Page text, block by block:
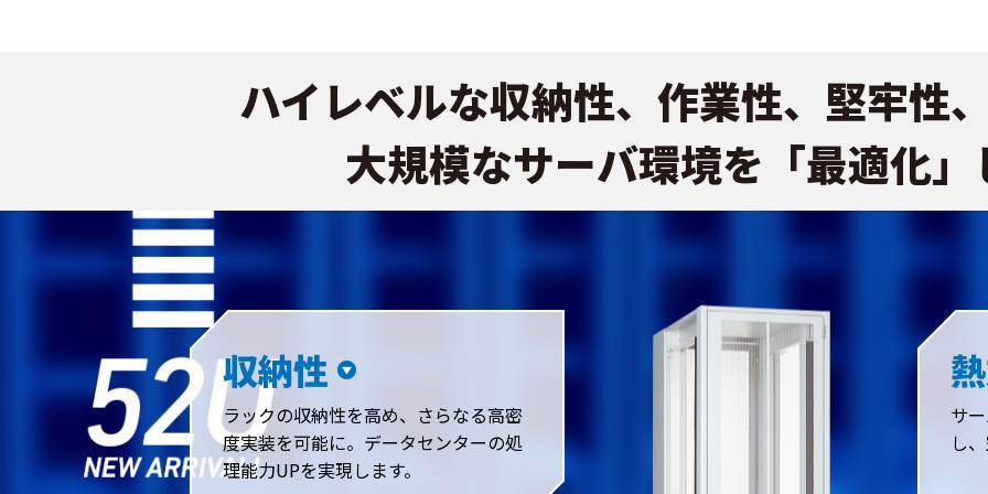
ハイレベルな収納性、作業性、堅牢性
大規模なサーバ環境を「最適化」
収納性
ラックの収納性を高め、さらなる高密
度実装を可能に。データセンターの処
理能力UPを実現します。
サ
し